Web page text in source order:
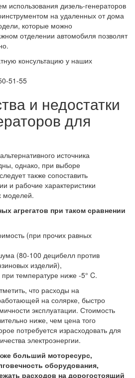
использования дизель-генераторов
на удаленных от дома
которые можно
отделении автомобиля позволят
консультацию у наших
51-55
и недостатки
для
источника
однако, при выборе
также сопоставить
и рабочие характеристики
моделей.
агрегатов при таком сравнении
(при прочих равных
(80-100 децибелл против
изделий),
при температуре ниже -5° C.
что расходы на
на солярке, быстро
эксплуатации. Стоимость
ниже, чем цена того
потребуется израсходовать для
электроэнергии.
больший моторесурс,
оборудования,
расходов на дорогостоящий